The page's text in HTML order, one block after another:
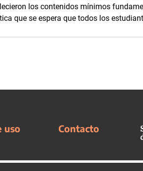
los contenidos mínimos
que se espera que todos los
uso Contacto